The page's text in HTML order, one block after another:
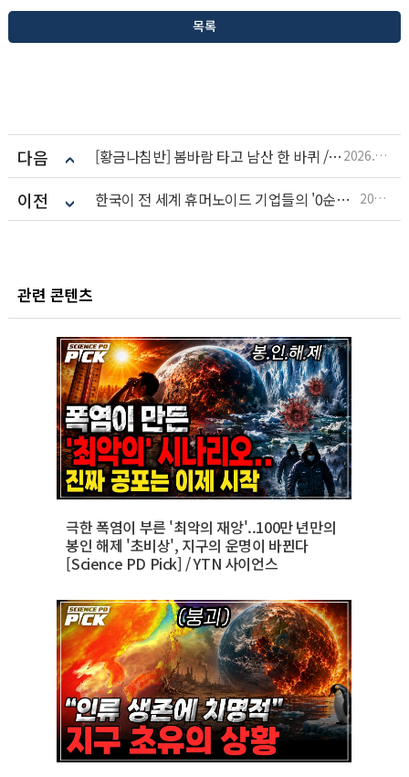
목록
다음 [황금나침반] 봄바람 타고 남산 한 바퀴 / YTN 사이언스 2026.04.20
이전 한국이 전 세계 휴머노이드 기업들의 '0순위 격전지'가 된 3가지 엔드(AND) 조건 l 알지오 2026.04.20
관련 콘텐츠
극한 폭염이 부른 '최악의 재앙'..100만 년만의
봉인 해제 '초비상', 지구의 운명이 바뀐다
[Science PD Pick] / YTN 사이언스